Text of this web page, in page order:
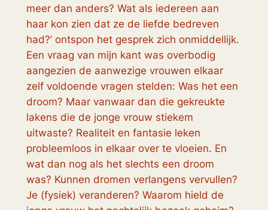
meer dan anders? Wat als iedereen aan
haar kon zien dat ze de liefde bedreven
had?’ ontspon het gesprek zich onmiddellijk.
Een vraag van mijn kant was overbodig
aangezien de aanwezige vrouwen elkaar
zelf voldoende vragen stelden: Was het een
droom? Maar vanwaar dan die gekreukte
lakens die de jonge vrouw stiekem
uitwaste? Realiteit en fantasie leken
probleemloos in elkaar over te vloeien. En
wat dan nog als het slechts een droom
was? Kunnen dromen verlangens vervullen?
Je (fysiek) veranderen? Waarom hield de